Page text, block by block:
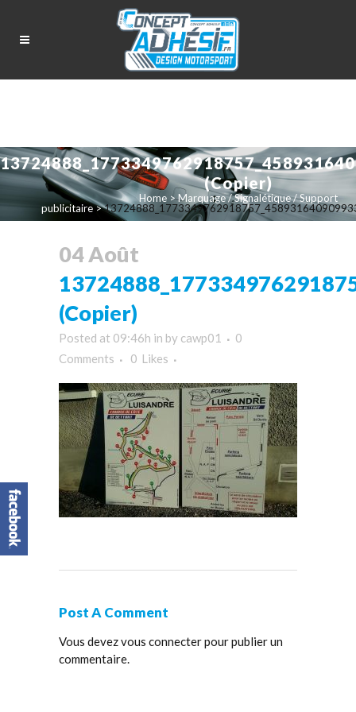
(Copier)
Home >Marquage / Signalétique / Support
publicitaire>
04 Août
(Copier)
Posted at 09:46h in by cawp01
0
Comments
0 Likes
Post A Comment
Vous devezvous connecterpour publier un
commentaire.